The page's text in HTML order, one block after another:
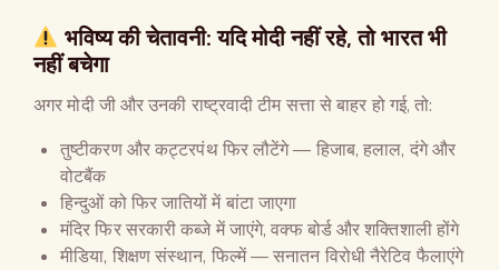
भविष्य की चेतावनी:यदि मोदी नहीं रहे,तो भारत भी
नहीं बचेगा
अगर मोदी जी और उनकी राष्ट्रवादी टीम सत्ता से बाहर हो गई, तो:
तुष्टीकरण और कट्टरपंथ फिर लौटेंगे — हिजाब, हलाल, दंगे और
वोटबैंक
हिन्दुओं को फिर जातियों में बांटा जाएगा
मंदिर फिर सरकारी कब्जे में जाएंगे, वक्फ बोर्ड और शक्तिशाली होंगे
मीडिया, शिक्षण संस्थान, फिल्में — सनातन विरोधी नैरेटिव फैलाएंगे